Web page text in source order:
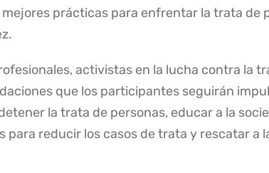
prácticas para enfrentar la trata de
activistas en la lucha contra la
que los participantes seguirán
la trata de personas, educar a la
reducir los casos de trata y rescatar a